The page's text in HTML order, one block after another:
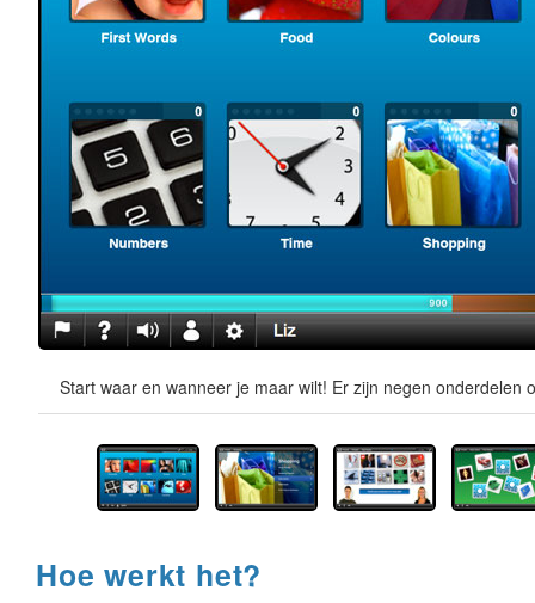
Start waar en wanneer je maar wilt! Er zijn negen onderdelen
Hoe werkt het?